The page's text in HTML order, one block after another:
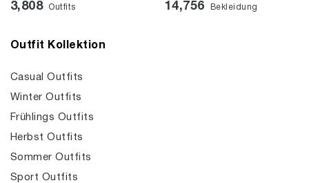
3,808 Outfits 14,756 Bekleidung
Outfit Kollektion
Casual Outfits
Winter Outfits
Frühlings Outfits
Herbst Outfits
Sommer Outfits
Sport Outfits